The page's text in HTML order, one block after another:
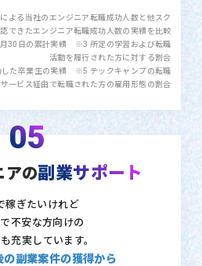
よる当社のエンジニア転職成功人数と他スク
できたエンジニア転職成功人数の実績を比較
30日の累計実績 ※3 所定の学習および転職
活動を履行された方に対する割合
た卒業生の実績 ※5 テックキャンプの転職
サービス経由で転職された方の雇用形態の割合
05
アの副業サポート
稼ぎたいけれど
不安な方向けの
充実しています。
の副業案件の獲得から